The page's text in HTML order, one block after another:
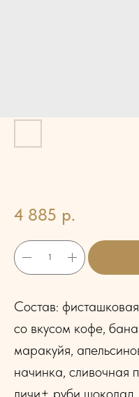
4 885 р.
Состав:
со вкусом кофе,
маракуйя,
начинка, сливочная
личи+ руби